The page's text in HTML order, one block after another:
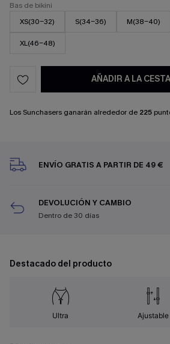
Bas de bikini
XS(30-32)
S(34-36) M(38-40)
XL(46-48)
AÑADIR A LA CESTA
Los Sunchasers ganarán alrededor de 225
ENVÍO GRATIS A PARTIR DE 49 €
DEVOLUCIÓN Y CAMBIO
Dentro de 30 días
Destacado del producto
Ultra Ajustable